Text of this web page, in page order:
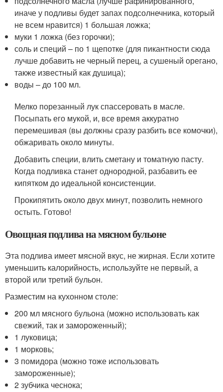
иначе у подливы будет запах подсолнечника, который
не всем нравится) 1 большая ложка;
муки 1 ложка (без горочки);
соль и специй – по 1 щепотке (для пикантности сюда
лучше добавить не черный перец, а сушеный орегано,
также известный как душица);
воды – до 100 мл.
Мелко порезанный лук спассеровать в масле.
Посыпать его мукой, и, все время аккуратно
перемешивая (вы должны сразу разбить все комочки),
обжаривать около минуты.
Добавить специи, влить сметану и томатную пасту.
Когда подливка станет однородной, разбавить ее
кипятком до идеальной консистенции.
Прокипятить около двух минут, позволить немного
остыть. Готово!
Овощная подлива на мясном бульоне
Эта подлива имеет мясной вкус, не жирная. Если хотите
уменьшить калорийность, используйте не первый, а
второй или третий бульон.
Разместим на кухонном столе:
200 мл мясного бульона (можно использовать как
свежий, так и замороженный);
1 луковица;
1 морковь;
3 помидора (можно тоже использовать
замороженные);
2 зубчика чеснока;